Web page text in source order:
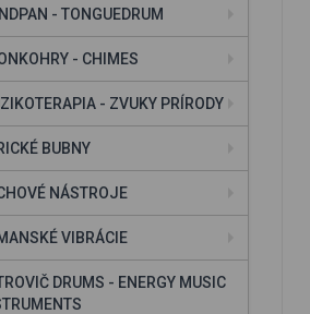
- TONGUEDRUM
- CHIMES
- ZVUKY PRÍRODY
BUBNY
NÁSTROJE
VIBRÁCIE
DRUMS - ENERGY MUSIC